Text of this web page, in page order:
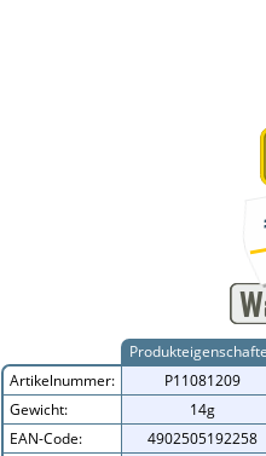
Artikelnummer:
P11081209
Gewicht:
14g
EAN-Code:
4902505192258